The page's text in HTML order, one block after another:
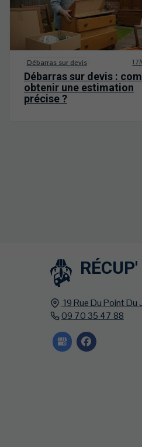
Débarras sur devis
Débarras sur devis :
obtenir une estimation
précise ?
19 Rue Du Point Du
09 70 35 47 88